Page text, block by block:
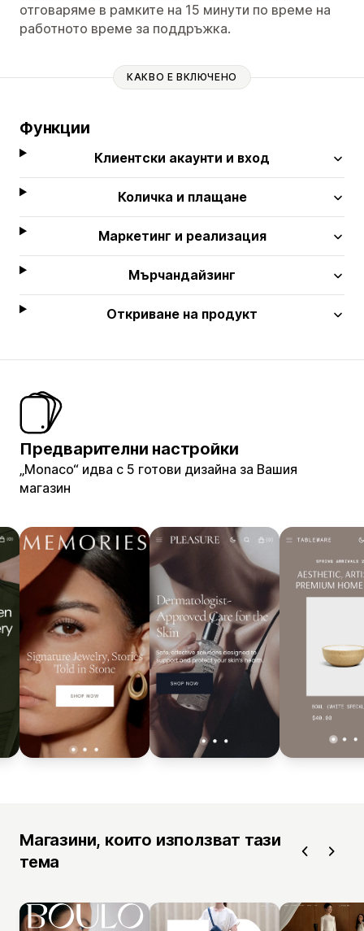
отговаряме в рамките на 15 минути по време на
работното време за поддръжка.
КАКВО Е ВКЛЮЧЕНО
Функции
Клиентски акаунти и вход
Количка и плащане
Маркетинг и реализация
Мърчандайзинг
Откриване на продукт
Предварителни настройки
„Monaco“ идва с 5 готови дизайна за Вашия
магазин
Магазини, които използват тази
тема